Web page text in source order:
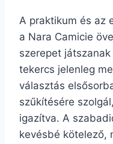
A praktikum és az
a Nara Camicie
szerepet
tekercs jelenleg
választás
szűkítésére
igazítva. A
kevésbé kötelező,